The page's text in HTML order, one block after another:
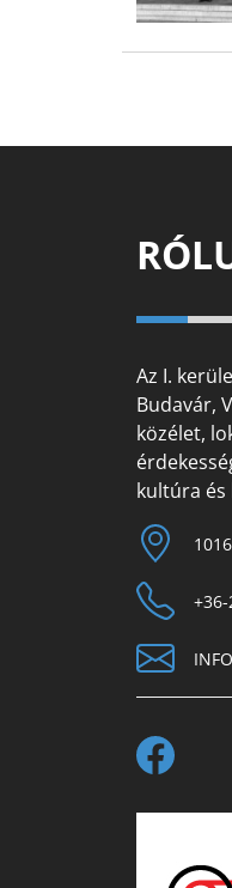
Az I.
Budavár,
közélet,
kultúra